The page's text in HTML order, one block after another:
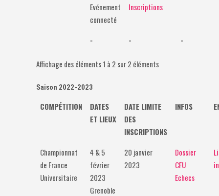
Evénement
connecté
Inscriptions
- - -
Affichage des éléments 1 à 2 sur 2 éléments
Saison 2022-2023
COMPÉTITION
DATES
ET LIEUX
DATE LIMITE
DES
INSCRIPTIONS
INFOS
Championnat
de France
Universitaire
4 & 5
février
2023
Grenoble
20 janvier
2023
Dossier
CFU
Echecs